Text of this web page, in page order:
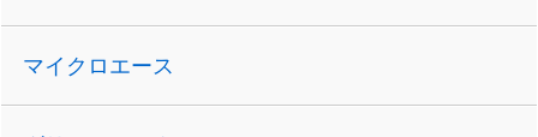
マイクロエース